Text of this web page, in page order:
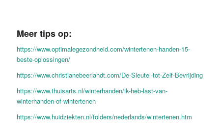
Meer tips op:
https://www.optimalegezondheid.com/wintertenen-handen-15-
beste-oplossingen/
https://www.christianebeerlandt.com/De-Sleutel-tot-Zelf-Bevrijding
https://www.thuisarts.nl/winterhanden/ik-heb-last-van-
winterhanden-of-wintertenen
https://www.huidziekten.nl/folders/nederlands/wintertenen.htm